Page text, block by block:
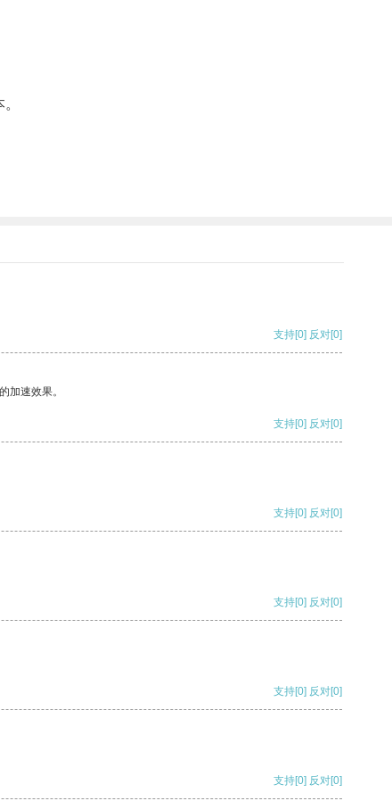
支持[0] 反对[0]
加速效果。
支持[0] 反对[0]
支持[0] 反对[0]
支持[0] 反对[0]
支持[0] 反对[0]
支持[0] 反对[0]